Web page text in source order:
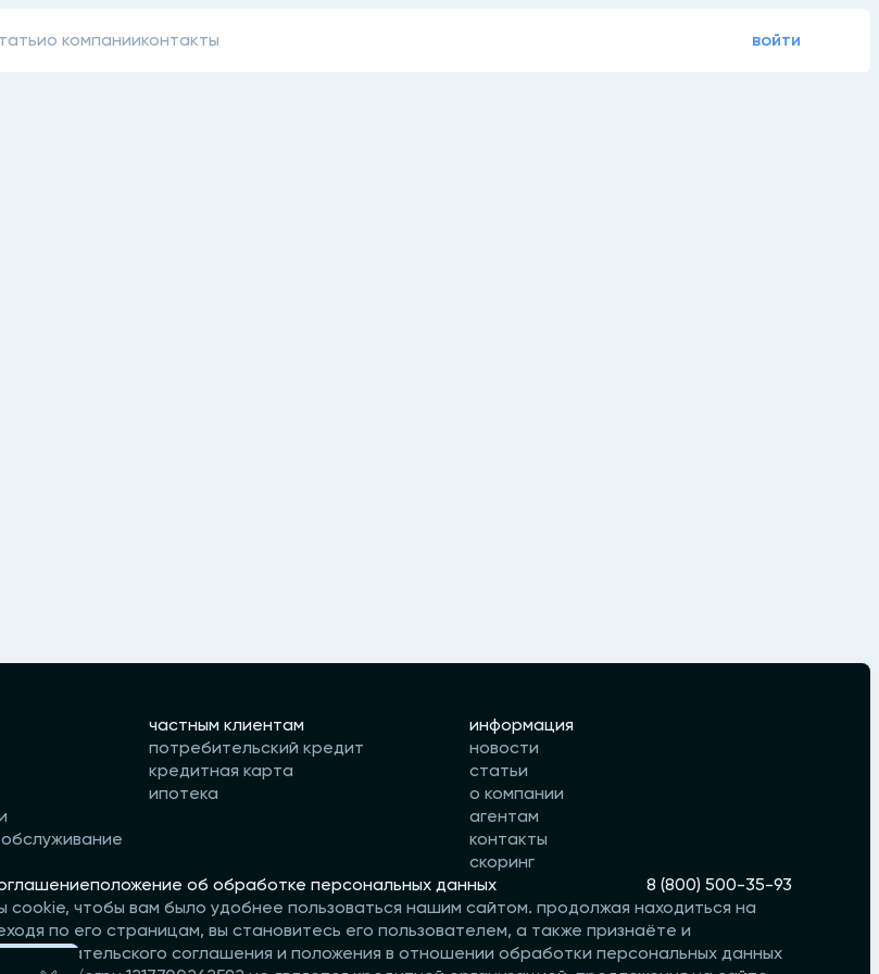
о компанииконтакты войти
частным клиентам
потребительский кредит
кредитная карта
ипотека
информация
новости
статьи
о компании
агентам
контакты
скоринг
положение об обработке персональных данных
8 (800) 500-35-93
cookie, чтобы вам было удобнее пользоваться нашим сайтом. продолжая находиться на
по его страницам, вы становитесь его пользователем, а также признаёте и
пользовательского соглашения и положения в отношении обработки персональных данных